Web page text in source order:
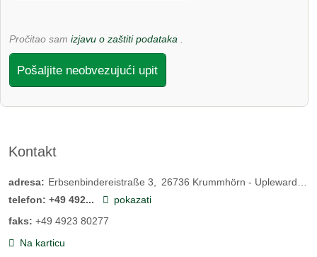
Pročitao sam izjavu o zaštiti podataka
Pošaljite neobvezujući upit
Kontakt
adresa: Erbsenbindereistraße 3 26736 Krummhörn - Upleward
telefon: +49 492...
pokazati
faks: +49 4923 80277
Na karticu